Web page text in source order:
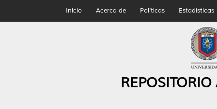
Inicio Acerca de Políticas Estadísticas